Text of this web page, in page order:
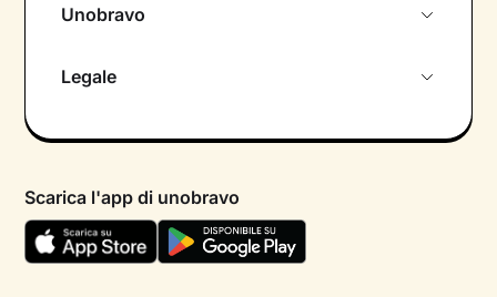
Unobravo
Psicologo in chat
Aiuto urgente
FAQ
Legale
Termini e condizioni
Informativa Privacy
Scarica l'app di unobravo